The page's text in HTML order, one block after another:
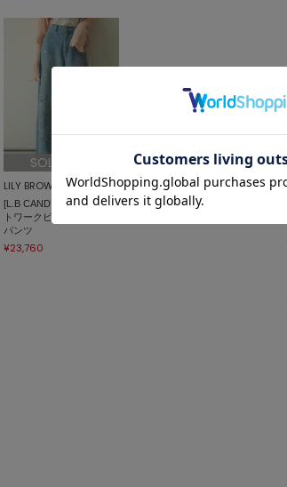
SOLD OUT
LILY BROWN
[L.B CANDY STOCK]カッ
トワークビジューデニム
パンツ
¥23,760